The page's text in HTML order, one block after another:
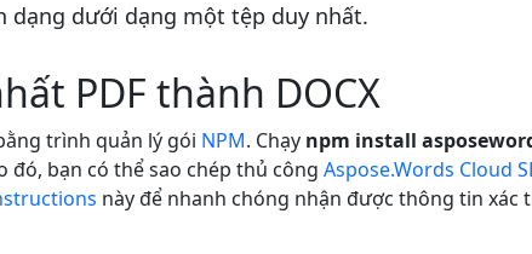
dạng dưới dạng một tệp duy nhất.
PDF thành DOCX
trình quản lý gói NPM. Chạy npm install
đó, bạn có thể sao chép thủ công Aspose.Words Cloud
này để nhanh chóng nhận được thông tin xác